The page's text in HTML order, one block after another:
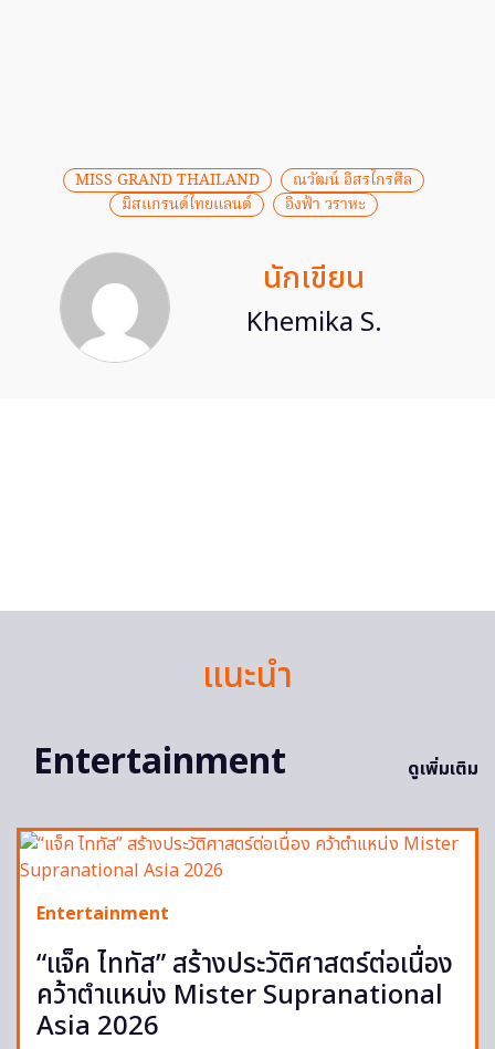
MISS GRAND THAILAND
ณวัฒน์ อิสรไกรศีล
มิสแกรนด์ไทยแลนด์
อิงฟ้า วราหะ
นักเขียน
Khemika S.
แนะนำ
Entertainment
ดูเพิ่มเติม
Entertainment
“แจ็ค ไททัส” สร้างประวัติศาสตร์ต่อเนื่อง
คว้าตำแหน่ง Mister Supranational
Asia 2026